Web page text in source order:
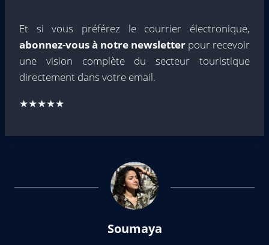
Et si vous préférez le courrier électronique,
abonnez-vous à notre newsletter pour recevoir
une vision complète du secteur touristique
directement dans votre email.
★★★★★
Soumaya